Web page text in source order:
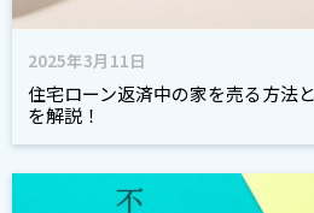
2025年3月11日
住宅ローン返済中の家を売る方法
を解説！